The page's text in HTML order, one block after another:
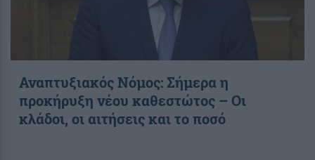
Αναπτυξιακός Νόμος: Σήμερα η
προκήρυξη νέου καθεστώτος – Οι
κλάδοι, οι αιτήσεις και το ποσό